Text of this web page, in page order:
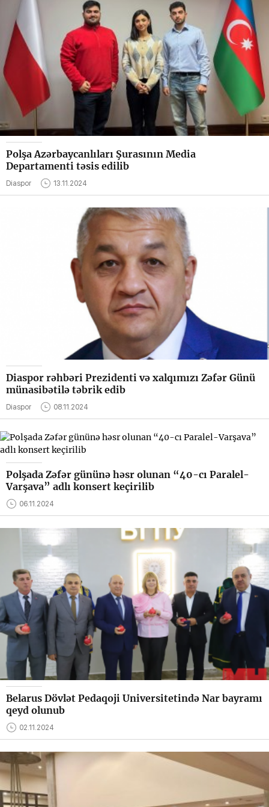
Polşa Azərbaycanlıları Şurasının Media
Departamenti təsis edilib
Diaspor 13.11.2024
Diaspor rəhbəri Prezidenti və xalqımızı Zəfər Günü
münasibətilə təbrik edib
Diaspor 08.11.2024
Polşada Zəfər gününə həsr olunan “40-cı Paralel-
Varşava” adlı konsert keçirilib
06.11.2024
Belarus Dövlət Pedaqoji Universitetində Nar bayramı
qeyd olunub
02.11.2024